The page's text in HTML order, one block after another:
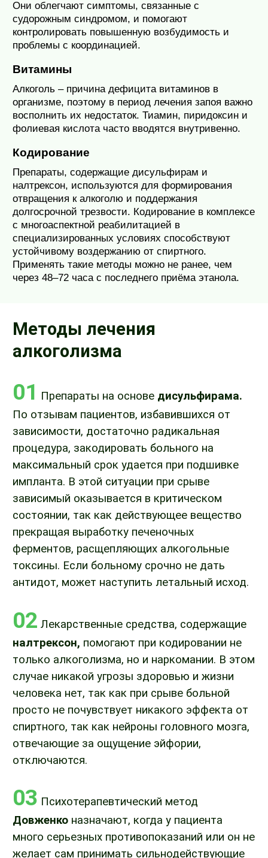
Они облегчают симптомы, связанные с
судорожным синдромом, и помогают
контролировать повышенную возбудимость и
проблемы с координацией.
Витамины
Алкоголь – причина дефицита витаминов в
организме, поэтому в период лечения запоя важно
восполнить их недостаток. Тиамин, пиридоксин и
фолиевая кислота часто вводятся внутривенно.
Кодирование
Препараты, содержащие дисульфирам и
налтрексон, используются для формирования
отвращения к алкоголю и поддержания
долгосрочной трезвости. Кодирование в комплексе
с многоаспектной реабилитацией в
специализированных условиях способствуют
устойчивому воздержанию от спиртного.
Применять такие методы можно не ранее, чем
через 48–72 часа с последнего приёма этанола.
Методы лечения
алкоголизма
01 Препараты на основе дисульфирама.
По отзывам пациентов, избавившихся от
зависимости, достаточно радикальная
процедура, закодировать больного на
максимальный срок удается при подшивке
импланта. В этой ситуации при срыве
зависимый оказывается в критическом
состоянии, так как действующее вещество
прекращая выработку печеночных
ферментов, расщепляющих алкогольные
токсины. Если больному срочно не дать
антидот, может наступить летальный исход.
02 Лекарственные средства, содержащие
налтрексон, помогают при кодировании не
только алкоголизма, но и наркомании. В этом
случае никакой угрозы здоровью и жизни
человека нет, так как при срыве больной
просто не почувствует никакого эффекта от
спиртного, так как нейроны головного мозга,
отвечающие за ощущение эйфории,
отключаются.
03 Психотерапевтический метод
Довженконазначают, когда у пациента
много серьезных противопоказаний или он не
желает сам принимать сильнодействующие